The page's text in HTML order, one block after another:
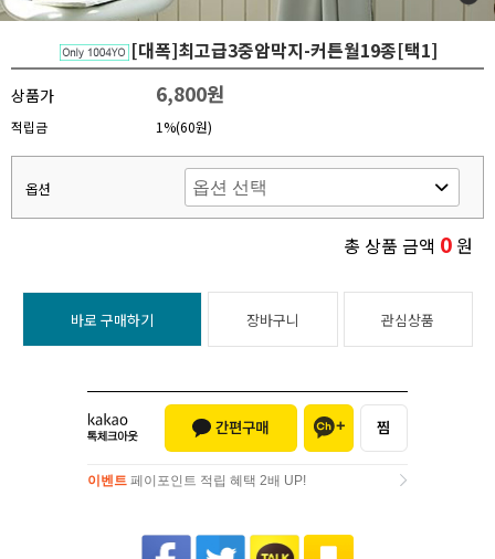
[대폭]최고급3중암막지-커튼월19종[택1]
상품가 6,800원
적립금 1%(60원)
옵션
총 상품 금액 0원
바로 구매하기 장바구니 관심상품
이벤트 페이포인트 적립 혜택 2배 UP!